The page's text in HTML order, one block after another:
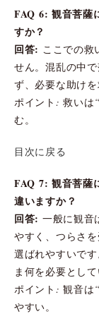
FAQ 6: 観音菩薩
すか？
回答: ここでの救
せん。混乱の中
ず、必要な助け
ポイント: 救いは
む。
目次に戻る
FAQ 7: 観音菩薩
違いますか？
回答: 一般に観音
やすく、つらさ
選ばれやすいで
ま何を必要とし
ポイント: 観音は
やすい。